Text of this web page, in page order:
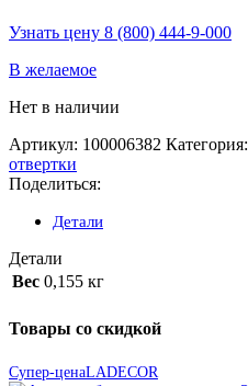
Узнать цену 8 (800) 444-9-000
В желаемое
Нет в наличии
Артикул: 100006382 Категория:
отвертки
Поделиться:
Детали
Детали
Вес 0,155 кг
Товары со скидкой
Супер-ценаLADECOR